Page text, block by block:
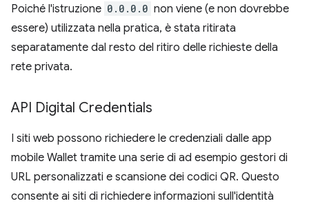
Poiché l'istruzione 0.0.0.0 non viene (e non dovrebbe
essere) utilizzata nella pratica, è stata ritirata
separatamente dal resto del ritiro delle richieste della
rete privata.
API Digital Credentials
I siti web possono richiedere le credenziali dalle app
mobile Wallet tramite una serie di ad esempio gestori di
URL personalizzati e scansione dei codici QR. Questo
consente ai siti di richiedere informazioni sull'identità